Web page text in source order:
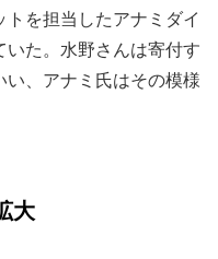
を担当したアナミダイ
いた。水野さんは寄付す
、アナミ氏はその模様
大